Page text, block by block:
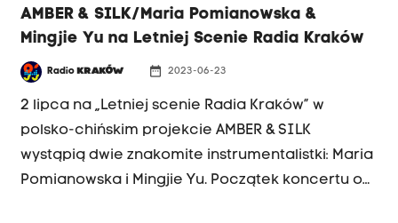
AMBER & SILK/Maria Pomianowska &
Mingjie Yu na Letniej Scenie Radia Kraków
Radio KRAKÓW date_range 2023-06-23
2 lipca na „Letniej scenie Radia Kraków” w
polsko-chińskim projekcie AMBER & SILK
wystąpią dwie znakomite instrumentalistki: Maria
Pomianowska i Mingjie Yu. Początek koncertu o